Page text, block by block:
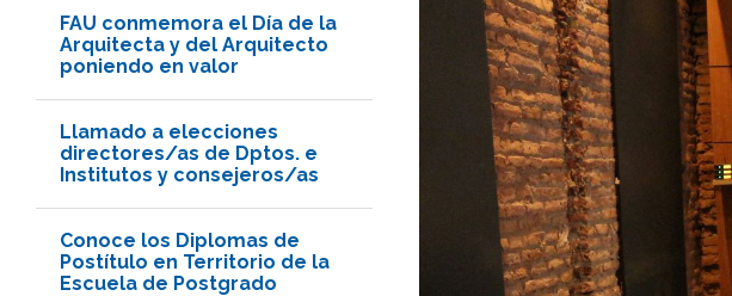
FAU conmemora el Día de la
Arquitecta y del Arquitecto
poniendo en valor
Llamado a elecciones
directores/as de Dptos. e
Institutos y consejeros/as
Conoce los Diplomas de
Postítulo en Territorio de la
Escuela de Postgrado